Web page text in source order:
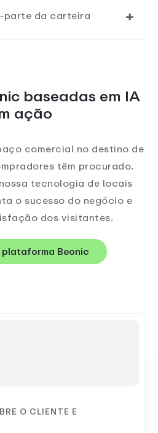
parte da carteira
baseadas em IA
ação
comercial no destino de
têm procurado.
tecnologia de locais
o sucesso do negócio e
dos visitantes.
Beonic
O CLIENTE E